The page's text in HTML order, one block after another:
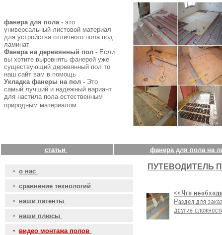
фанера для пола - это
универсальный листовой материал
для устройства отличного пола под
ламинат
Фанера на деревянный пол - Если
вы хотите выровнять фанерой уже
существующий деревянный пол то
наш сайт вам в помощь
Укладка фанеры на пол - Это
самый лучший и надежный вариант
для настила пола естественным
природным материалом
статьи фанера для пола на
• о нас
• сравнение технологий
• наши патенты
• наши плюсы
• видео монтажа полов
ПУТЕВОДИТЕЛЬ